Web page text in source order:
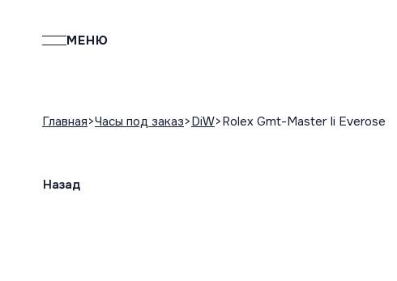
МЕНЮ
Главная Часы под заказ DiW Rolex Gmt-Master Ii Everose
Назад